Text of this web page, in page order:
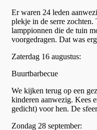
Er waren 24 leden
plekje in de serre zochten.
lamppionnen die de tuin
voorgedragen. Dat was
Zaterdag 16 augustus:
Buurtbarbecue
We kijken terug op een
kinderen aanwezig. Kees
gedicht) voor hen. De
Zondag 28 september: